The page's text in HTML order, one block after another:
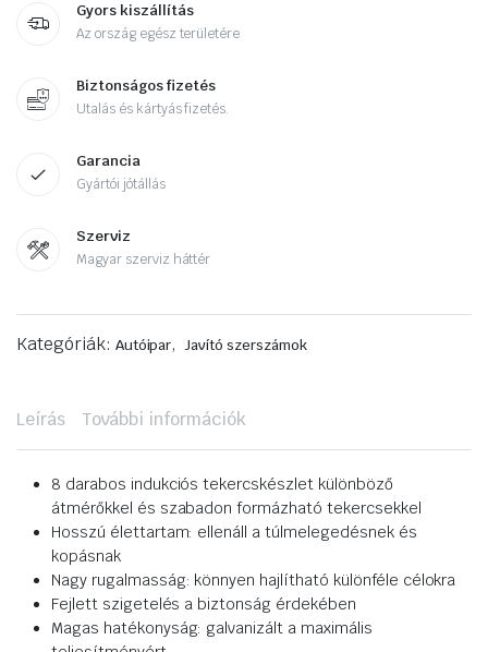
Gyors kiszállítás
Az ország egész területére
Biztonságos fizetés
Utalás és kártyás fizetés.
Garancia
Gyártói jótállás
Szerviz
Magyar szerviz háttér
Kategóriák: Autóipar, Javító szerszámok
Leírás További információk
8 darabos indukciós tekercskészlet különböző
átmérőkkel és szabadon formázható tekercsekkel
Hosszú élettartam: ellenáll a túlmelegedésnek és
kopásnak
Nagy rugalmasság: könnyen hajlítható különféle célokra
Fejlett szigetelés a biztonság érdekében
Magas hatékonyság: galvanizált a maximális